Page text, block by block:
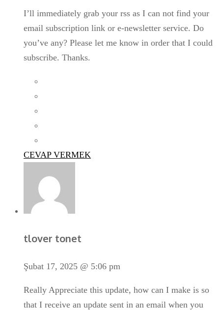
I’ll immediately grab your rss as I can not find your
email subscription link or e-newsletter service. Do
you’ve any? Please let me know in order that I could
subscribe. Thanks.
CEVAP VERMEK
tlover tonet
Şubat 17, 2025 @ 5:06 pm
Really Appreciate this update, how can I make is so
that I receive an update sent in an email when you